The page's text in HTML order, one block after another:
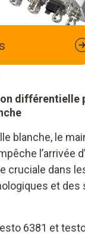
différentielle
blanche, le
l’arrivée
cruciale dans
et des
6381 et